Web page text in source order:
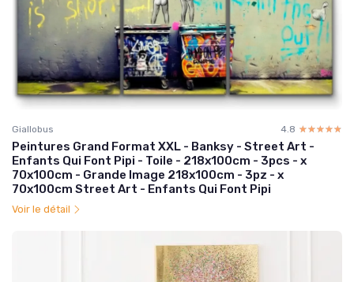
Giallobus 4.8 ☆☆☆☆☆
★★★★★
Peintures Grand Format XXL - Banksy - Street Art -
Enfants Qui Font Pipi - Toile - 218x100cm - 3pcs - x
70x100cm - Grande Image 218x100cm - 3pz - x
70x100cm Street Art - Enfants Qui Font Pipi
Voir le détail